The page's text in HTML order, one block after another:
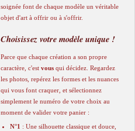
soignée font de chaque modèle un véritable
objet d'art à offrir ou à s'offrir.
Choisissez votre modèle unique !
​Parce que chaque création a son propre
caractère, c'est vousqui décidez. Regardez
les photos, repérez les formes et les nuances
qui vous font craquer, et sélectionnez
simplement le numéro de votre choix au
moment de valider votre panier :
N°1 : Une silhouette classique et douce,